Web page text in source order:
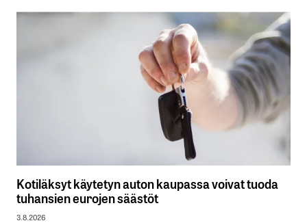
Kotiläksyt käytetyn auton kaupassa voivat tuoda
tuhansien eurojen säästöt
3.8.2026